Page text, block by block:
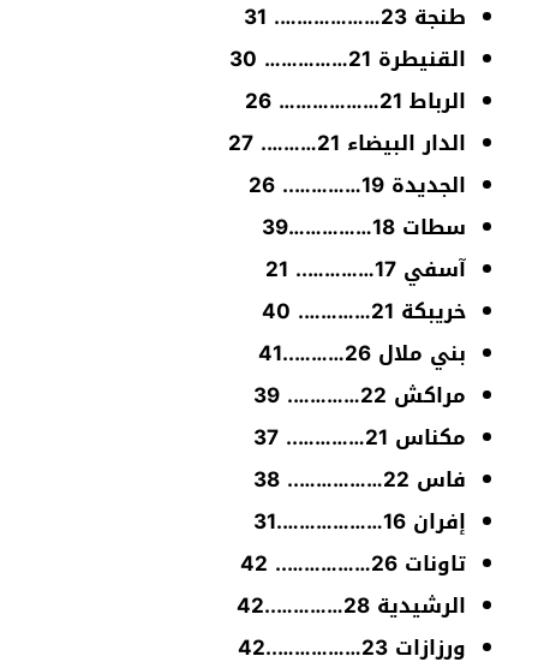
طنجة 23………………. 31
القنيطرة 21…………… 30
الرباط 21……………… 26
الدار البيضاء 21………. 27
الجديدة 19………….. 26
سطات 18……………39
آسفي 17………….. 21
خريبكة 21…………. 40
بني ملال 26………..41
مراكش 22…………. 39
مكناس 21………….. 37
فاس 22…………….. 38
إفران 16……………….31
تاونات 26…………….. 42
الرشيدية 28…………..42
ورزازات 23……………..42